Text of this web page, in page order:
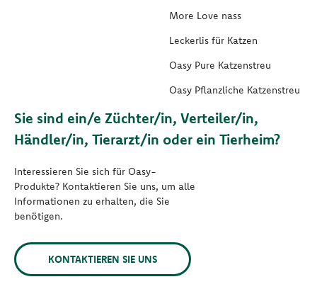
More Love nass
Leckerlis für Katzen
Oasy Pure Katzenstreu
Oasy Pflanzliche Katzenstreu
Sie sind ein/e Züchter/in, Verteiler/in,
Händler/in, Tierarzt/in oder ein Tierheim?
Interessieren Sie sich für Oasy-
Produkte? Kontaktieren Sie uns, um alle
Informationen zu erhalten, die Sie
benötigen.
KONTAKTIEREN SIE UNS